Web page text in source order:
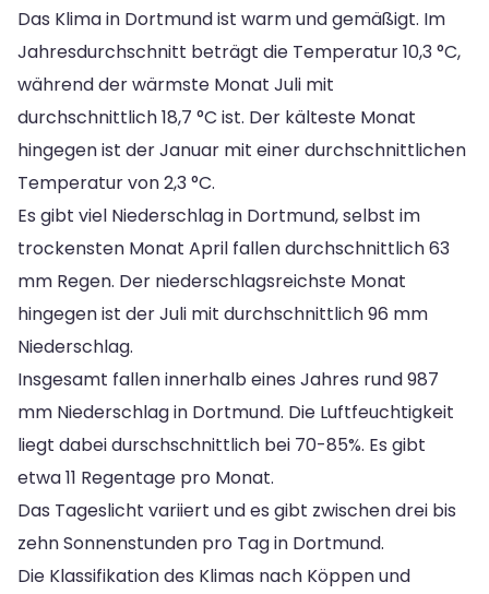
Das Klima in Dortmund ist warm und gemäßigt. Im
Jahresdurchschnitt beträgt die Temperatur 10,3 °C,
während der wärmste Monat Juli mit
durchschnittlich 18,7 °C ist. Der kälteste Monat
hingegen ist der Januar mit einer durchschnittlichen
Temperatur von 2,3 °C.
Es gibt viel Niederschlag in Dortmund, selbst im
trockensten Monat April fallen durchschnittlich 63
mm Regen. Der niederschlagsreichste Monat
hingegen ist der Juli mit durchschnittlich 96 mm
Niederschlag.
Insgesamt fallen innerhalb eines Jahres rund 987
mm Niederschlag in Dortmund. Die Luftfeuchtigkeit
liegt dabei durschschnittlich bei 70-85%. Es gibt
etwa 11 Regentage pro Monat.
Das Tageslicht variiert und es gibt zwischen drei bis
zehn Sonnenstunden pro Tag in Dortmund.
Die Klassifikation des Klimas nach Köppen und